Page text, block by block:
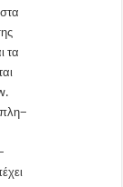
τα